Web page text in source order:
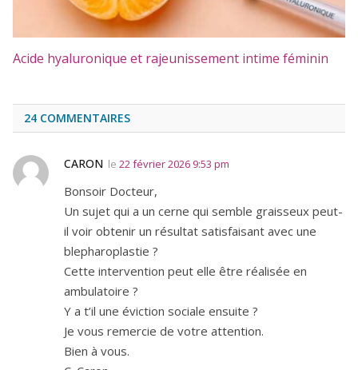
Acide hyaluronique et rajeunissement intime féminin
24 COMMENTAIRES
CARON le 22 février 2026 9:53 pm
Bonsoir Docteur,
Un sujet qui a un cerne qui semble graisseux peut-
il voir obtenir un résultat satisfaisant avec une
blepharoplastie ?
Cette intervention peut elle être réalisée en
ambulatoire ?
Y a t’il une éviction sociale ensuite ?
Je vous remercie de votre attention.
Bien à vous.